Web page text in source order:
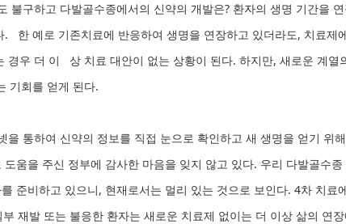
불구하고 다발골수종에서의 신약의 개발은? 환자의 생명 기간을
. 한 예로 기존치료에 반응하여 생명을 연장하고 있더라도, 치료제
경우 더 이 상 치료 대안이 없는 상황이 된다. 하지만, 새로운 계열
기회를 얻게 된다.
을 통하여 신약의 정보를 직접 눈으로 확인하고 새 생명을 얻기 위
움을 주신 정부에 감사한 마음을 잊지 않고 있다. 우리 다발골수
준비하고 있으니, 현재로서는 멀리 있는 것으로 보인다. 4차 치료
재발 또는 불응한 환자는 새로운 치료제 없이는 더 이상 삶의 연